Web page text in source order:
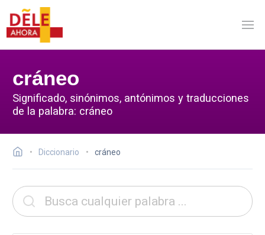
cráneo
Significado, sinónimos, antónimos y traducciones
de la palabra: cráneo
Diccionario cráneo